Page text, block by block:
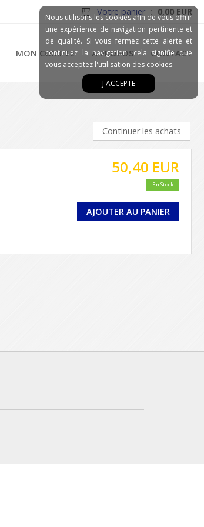
Votre panier : 0,00 EUR
MON COMPTE A PROPOS CONTACT
Continuer les achats
50,40 EUR
En Stock
AJOUTER AU PANIER
Nous utilisons les cookies afin de vous offrir
une expérience de navigation pertinente et
de qualité. Si vous fermez cette alerte et
continuez la navigation, cela signifie que
vous acceptez l'utilisation des cookies.
J'ACCEPTE